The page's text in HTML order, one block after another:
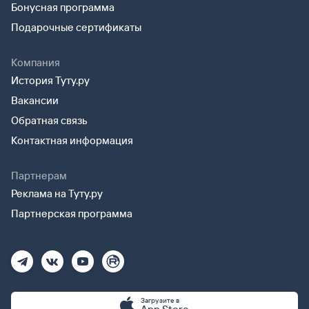
Бонусная программа
Подарочные сертификаты
Компания
История Туту.ру
Вакансии
Обратная связь
Контактная информация
Партнерам
Реклама на Туту.ру
Партнерская программа
Загрузите в